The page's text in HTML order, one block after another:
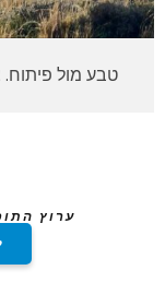
טבע מול
ערוץ